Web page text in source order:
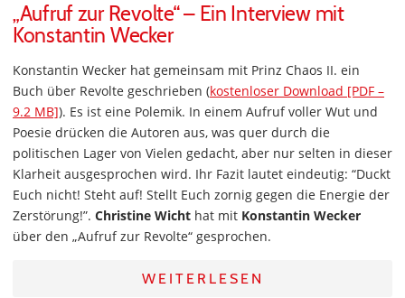
„Aufruf zur Revolte“ – Ein Interview mit
Konstantin Wecker
Konstantin Wecker hat gemeinsam mit Prinz Chaos II. ein
Buch über Revolte geschrieben (kostenloser Download [PDF –
9.2 MB]). Es ist eine Polemik. In einem Aufruf voller Wut und
Poesie drücken die Autoren aus, was quer durch die
politischen Lager von Vielen gedacht, aber nur selten in dieser
Klarheit ausgesprochen wird. Ihr Fazit lautet eindeutig: “Duckt
Euch nicht! Steht auf! Stellt Euch zornig gegen die Energie der
Zerstörung!”. Christine Wicht hat mit Konstantin Wecker
über den „Aufruf zur Revolte“ gesprochen.
WEITERLESEN